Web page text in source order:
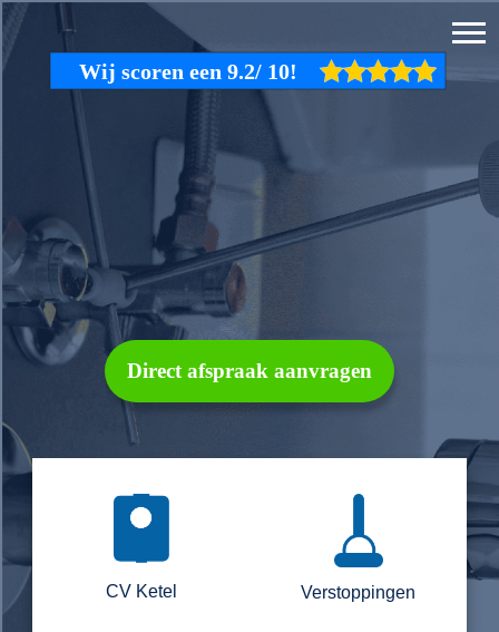
Direct afspraak aanvragen
CV Ketel Verstoppingen